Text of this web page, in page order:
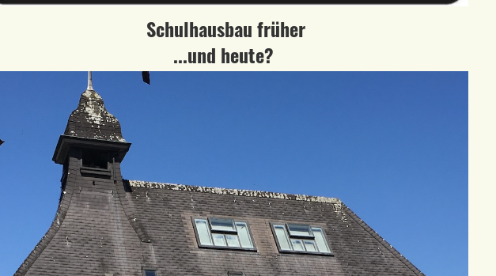
Schulhausbau früher
...und heute?